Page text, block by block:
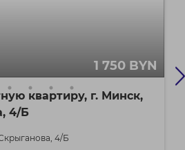
1 750 BYN
квартиру, г. Минск,
4/Б
4/Б